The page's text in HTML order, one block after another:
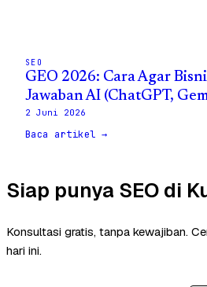
SEO
GEO 2026: Cara Agar
Jawaban AI (ChatGPT,
2 Juni 2026
Baca artikel →
Siap punya SEO di
Konsultasi gratis, tanpa kewajiban.
hari ini.